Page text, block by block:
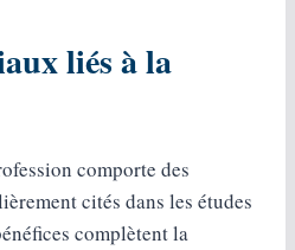
liés à la
comporte des
cités dans les études
complètent la